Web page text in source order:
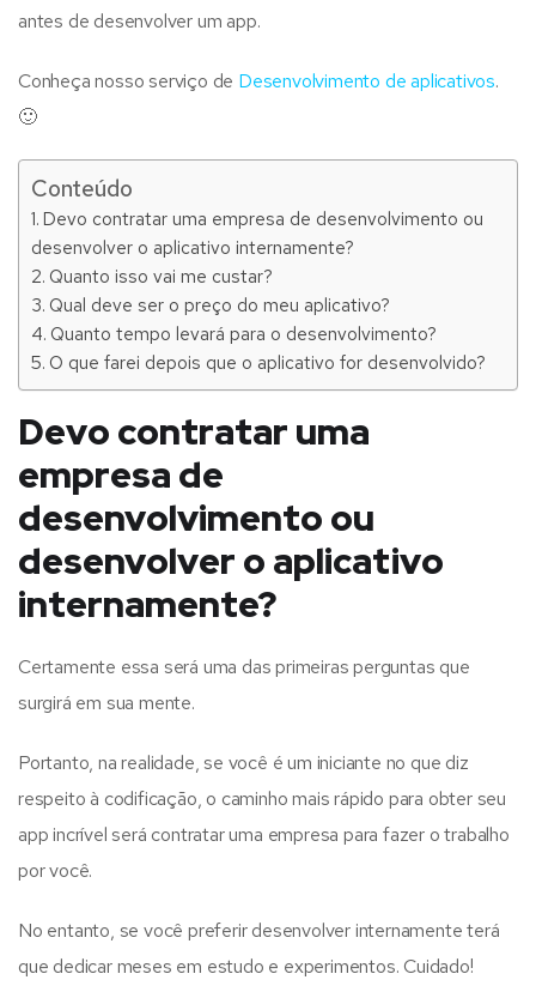
antes de desenvolver um app.
Conheça nosso serviço de Desenvolvimento de aplicativos.
🙂
Conteúdo
Devo contratar uma empresa de desenvolvimento ou
desenvolver o aplicativo internamente?
Quanto isso vai me custar?
Qual deve ser o preço do meu aplicativo?
Quanto tempo levará para o desenvolvimento?
O que farei depois que o aplicativo for desenvolvido?
Devo contratar uma
empresa de
desenvolvimento ou
desenvolver o aplicativo
internamente?
Certamente essa será uma das primeiras perguntas que
surgirá em sua mente.
Portanto, na realidade, se você é um iniciante no que diz
respeito à codificação, o caminho mais rápido para obter seu
app incrível será contratar uma empresa para fazer o trabalho
por você.
No entanto, se você preferir desenvolver internamente terá
que dedicar meses em estudo e experimentos. Cuidado!